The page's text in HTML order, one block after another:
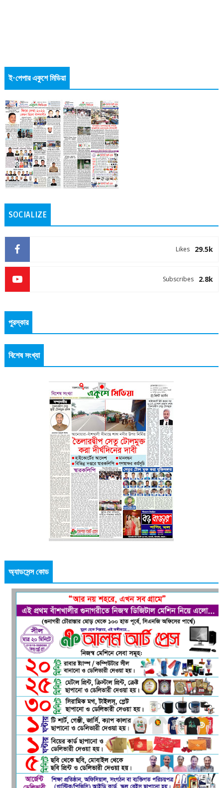
ই-পেপার একুশে মিডিয়া
SOCIALIZE
29.5k
Likes
2.8k
Subscribes
পুরস্কার
বিশেষ সংখ্যা
অ্যাডসেন্স কোড